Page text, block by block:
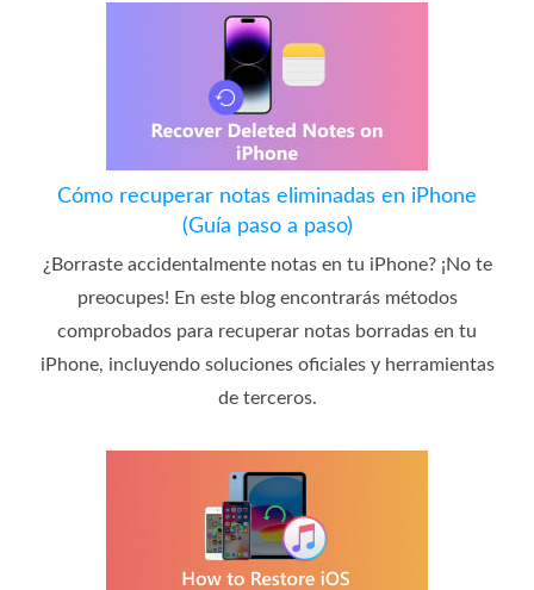
Cómo recuperar notas eliminadas en iPhone
(Guía paso a paso)
¿Borraste accidentalmente notas en tu iPhone? ¡No te
preocupes! En este blog encontrarás métodos
comprobados para recuperar notas borradas en tu
iPhone, incluyendo soluciones oficiales y herramientas
de terceros.